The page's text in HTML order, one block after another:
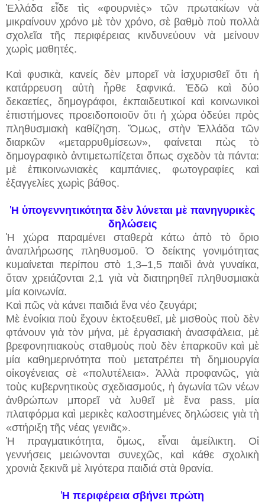
Ἑλλάδα εἶδε τὶς «φουρνιὲς» τῶν πρωτακίων νὰ
μικραίνουν χρόνο μὲ τὸν χρόνο, σὲ βαθμὸ ποὺ πολλὰ
σχολεῖα τῆς περιφέρειας κινδυνεύουν νὰ μείνουν
χωρὶς μαθητές.
Καὶ φυσικὰ, κανείς δὲν μπορεῖ νὰ ἰσχυρισθεῖ ὅτι ἡ
κατάρρευση αὐτὴ ἦρθε ξαφνικά. Ἐδῶ καὶ δύο
δεκαετίες, δημογράφοι, ἐκπαιδευτικοί καὶ κοινωνικοὶ
ἐπιστήμονες προειδοποιοῦν ὅτι ἡ χώρα ὁδεύει πρὸς
πληθυσμιακὴ καθίζηση. Ὅμως, στὴν Ἑλλάδα τῶν
διαρκῶν «μεταρρυθμίσεων», φαίνεται πὼς τὸ
δημογραφικὸ ἀντιμετωπίζεται ὅπως σχεδὸν τὰ πάντα:
μὲ ἐπικοινωνιακὲς καμπάνιες, φωτογραφίες καὶ
ἐξαγγελίες χωρὶς βάθος.
Ἡ ὑπογεννητικότητα δὲν λύνεται μὲ πανηγυρικὲς
δηλώσεις
Ἡ χώρα παραμένει σταθερὰ κάτω ἀπὸ τὸ ὅριο
ἀναπλήρωσης πληθυσμοῦ. Ὁ δείκτης γονιμότητας
κυμαίνεται περίπου στὸ 1,3–1,5 παιδὶ ἀνὰ γυναίκα,
ὅταν χρειάζονται 2,1 γιὰ νὰ διατηρηθεῖ πληθυσμιακὰ
μία κοινωνία.
Καὶ πῶς νὰ κάνει παιδιά ἕνα νέο ζευγάρι;
Μὲ ἐνοίκια ποὺ ἔχουν ἐκτοξευθεῖ, μὲ μισθοὺς ποὺ δὲν
φτάνουν γιὰ τὸν μήνα, μὲ ἐργασιακὴ ἀνασφάλεια, μὲ
βρεφονηπιακοὺς σταθμοὺς ποὺ δὲν ἐπαρκοῦν καὶ μὲ
μία καθημερινότητα ποὺ μετατρέπει τὴ δημιουργία
οἰκογένειας σὲ «πολυτέλεια». Ἀλλὰ προφανῶς, γιὰ
τοὺς κυβερνητικοὺς σχεδιασμούς, ἡ ἀγωνία τῶν νέων
ἀνθρώπων μπορεῖ νὰ λυθεῖ μὲ ἕνα pass, μία
πλατφόρμα καὶ μερικὲς καλοστημένες δηλώσεις γιὰ τὴ
«στήριξη τῆς νέας γενιᾶς».
Ἡ πραγματικότητα, ὅμως, εἶναι ἀμείλικτη. Οἱ
γεννήσεις μειώνονται συνεχῶς, καὶ κάθε σχολικὴ
χρονιὰ ξεκινᾶ μὲ λιγότερα παιδιά στὰ θρανία.
Ἡ περιφέρεια σβήνει πρώτη